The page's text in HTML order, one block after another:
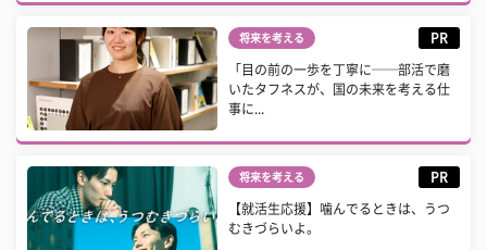
将来を考える PR
「目の前の一歩を丁寧に──部活で磨
いたタフネスが、国の未来を考える仕
事に...
将来を考える PR
【就活生応援】噛んでるときは、うつ
むきづらいよ。